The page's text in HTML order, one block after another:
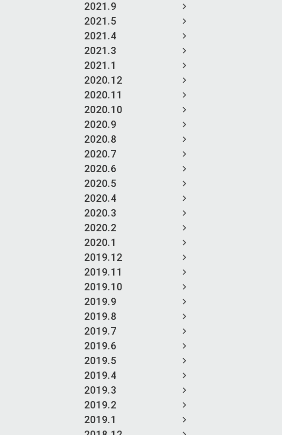
2021.9
2021.5
2021.4
2021.3
2021.1
2020.12
2020.11
2020.10
2020.9
2020.8
2020.7
2020.6
2020.5
2020.4
2020.3
2020.2
2020.1
2019.12
2019.11
2019.10
2019.9
2019.8
2019.7
2019.6
2019.5
2019.4
2019.3
2019.2
2019.1